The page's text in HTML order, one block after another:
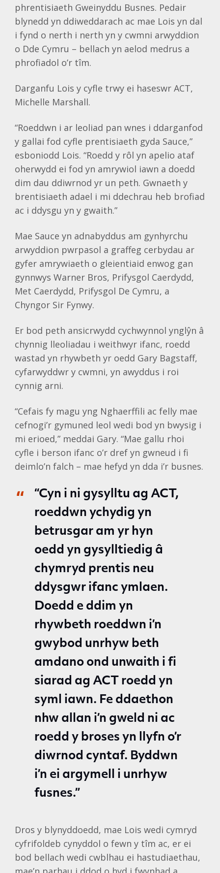
phrentisiaeth Gweinyddu Busnes. Pedair
blynedd yn ddiweddarach ac mae Lois yn dal
i fynd o nerth i nerth yn y cwmni arwyddion
o Dde Cymru – bellach yn aelod medrus a
phrofiadol o’r tîm.
Darganfu Lois y cyfle trwy ei haseswr ACT,
Michelle Marshall.
“Roeddwn i ar leoliad pan wnes i ddarganfod
y gallai fod cyfle prentisiaeth gyda Sauce,”
esboniodd Lois. “Roedd y rôl yn apelio ataf
oherwydd ei fod yn amrywiol iawn a doedd
dim dau ddiwrnod yr un peth. Gwnaeth y
brentisiaeth adael i mi ddechrau heb brofiad
ac i ddysgu yn y gwaith.”
Mae Sauce yn adnabyddus am gynhyrchu
arwyddion pwrpasol a graffeg cerbydau ar
gyfer amrywiaeth o gleientiaid enwog gan
gynnwys Warner Bros, Prifysgol Caerdydd,
Met Caerdydd, Prifysgol De Cymru, a
Chyngor Sir Fynwy.
Er bod peth ansicrwydd cychwynnol ynglŷn â
chynnig lleoliadau i weithwyr ifanc, roedd
wastad yn rhywbeth yr oedd Gary Bagstaff,
cyfarwyddwr y cwmni, yn awyddus i roi
cynnig arni.
“Cefais fy magu yng Nghaerffili ac felly mae
cefnogi’r gymuned leol wedi bod yn bwysig i
mi erioed,” meddai Gary. “Mae gallu rhoi
cyfle i berson ifanc o’r dref yn gwneud i fi
deimlo’n falch – mae hefyd yn dda i’r busnes.
“Cyn i ni gysylltu ag ACT,
roeddwn ychydig yn
betrusgar am yr hyn
oedd yn gysylltiedig â
chymryd prentis neu
ddysgwr ifanc ymlaen.
Doedd e ddim yn
rhywbeth roeddwn i’n
gwybod unrhyw beth
amdano ond unwaith i fi
siarad ag ACT roedd yn
syml iawn. Fe ddaethon
nhw allan i’n gweld ni ac
roedd y broses yn llyfn o’r
diwrnod cyntaf. Byddwn
i’n ei argymell i unrhyw
fusnes.”
Dros y blynyddoedd, mae Lois wedi cymryd
cyfrifoldeb cynyddol o fewn y tîm ac, er ei
bod bellach wedi cwblhau ei hastudiaethau,